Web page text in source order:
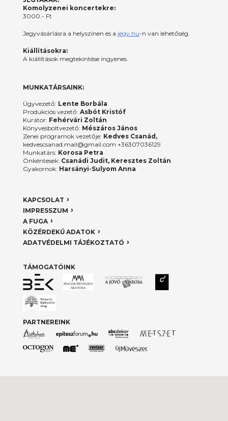
Komolyzenei koncertekre:
3000.- Ft
Jegyvásárlásra a helyszínen és a jegy.hu-n van lehetőség.
Kiállításokra:
A kiállítások megtekintése ingyenes.
MUNKATÁRSAINK:
Ügyvezető: Lente Borbála
Produkciós vezető: Asbót Kristóf
Kurátor: Fehérvári Zoltán
Könyvesboltvezető: Mészáros János
Zenei programok vezetője: Kedves Csanád,
kedvescsanad.mail@gmail.com +36307036129
Munkatárs: Korosa Petra
Önkéntesek: Csanádi Judit, Keresztes Zoltán
Gyakornok: Harsányi-Sulyom Anna
KAPCSOLAT
IMPRESSZUM
A FUGA
KÖZÉRDEKŰ ADATOK
ADATVÉDELMI TÁJÉKOZTATÓ
TÁMOGATÓINK
PARTNEREINK